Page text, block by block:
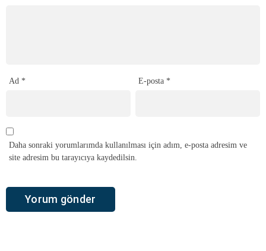
Ad * E-posta *
Daha sonraki yorumlarımda kullanılması için adım, e-posta adresim ve
site adresim bu tarayıcıya kaydedilsin.